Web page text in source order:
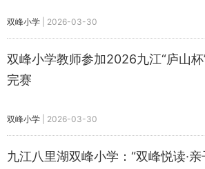
双峰小学 2026-03-30
双峰小学教师参加2026九江“庐山
完赛
双峰小学 2026-03-30
九江八里湖双峰小学：“双峰悦读·